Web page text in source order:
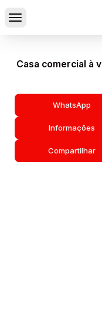
Casa comercial à
WhatsApp
Informações
Compartilhar